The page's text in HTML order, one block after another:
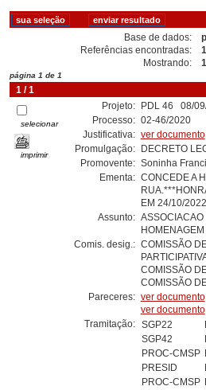
Base de dados:
Referências encontradas:
1
Mostrando:
página 1 de 1
1 / 1
selecionar
imprimir
Projeto: PDL 46 08/
Processo: 02-46/2020
Justificativa: ver documento
Promulgação:
DECRETO
Promovente: Soninha
Ementa: CONCEDE A
EM 24/10/
Assunto:
Comis. desig.: COMISSÃO
COMISSÃO
COMISSÃO
Pareceres: ver documento
ver documento
Tramitação:
SGP22
SGP42
PROC-CMSP
PRESID
PROC-CMSP